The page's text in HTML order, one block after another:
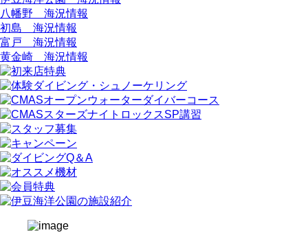
八幡野 海況情報
初島 海況情報
富戸 海況情報
黄金崎 海況情報